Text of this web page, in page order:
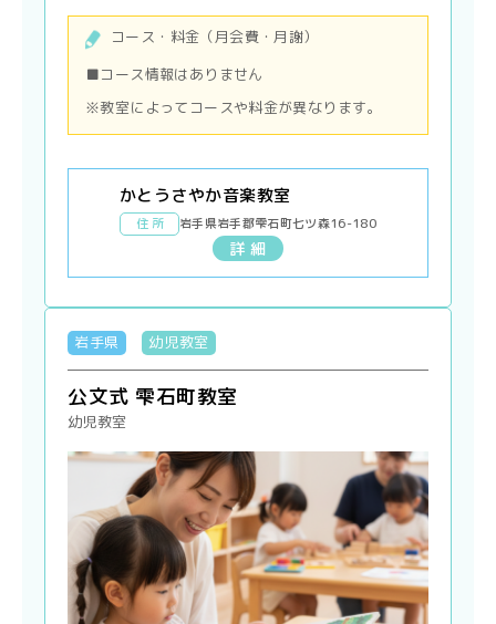
コース・料金（月会費・月謝）
■コース情報はありません
※教室によってコースや料金が異なります。
かとうさやか音楽教室
住 所 岩手県岩手郡雫石町七ツ森16-180
詳 細
岩手県 幼児教室
公文式 雫石町教室
幼児教室